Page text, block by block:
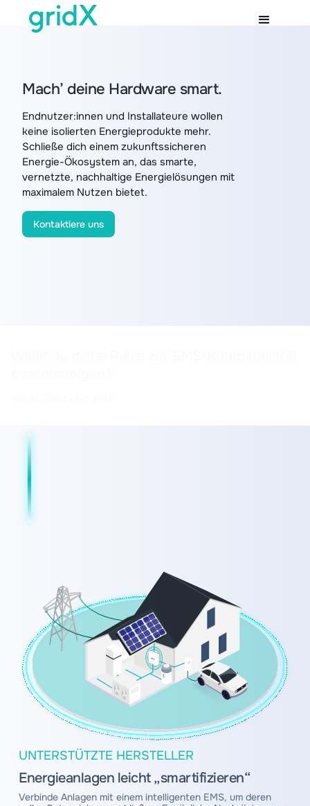
Mach’ deine Hardware smart.
Endnutzer:innen und Installateure wollen
keine isolierten Energieprodukte mehr.
Schließe dich einem zukunftssicheren
Energie-Ökosystem an, das smarte,
vernetzte, nachhaltige Energielösungen mit
maximalem Nutzen bietet.
Kontaktiere uns
UNTERSTÜTZTE HERSTELLER
Energieanlagen leicht „smartifizieren“
Verbinde Anlagen mit einem intelligenten EMS, um deren